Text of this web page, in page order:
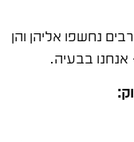
נחשפו אליהן והן
אנחנו בבעיה.